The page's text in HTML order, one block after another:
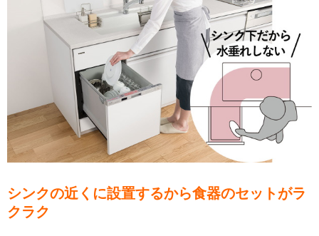
シンクの近くに設置するから食器のセットがラ
クラク